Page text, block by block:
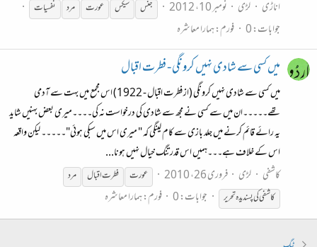
اناڑی
لڑی نومبر 10، 2012 جنس سیکس عورت مرد نفسیات
جوابات: 0 فورم:ہمارا معاشرہ
میں کسی سے شادی نہیں‌ کرونگی - فطرت اقبال
میں کسی سے شادی نہیں‌ کرونگی (از فطرت اقبال - 1922) اس مجمع میں بہت سے آدمی
تھے۔۔۔۔۔ان میں سے کسی نے مجھ سے شادی کی درخواست نہ کی۔۔۔۔میری بعض بہنیں شاید
یہ رائے قائم کرنے میں جلد بازی سے کام لینگی کہ " میری اس میں‌ سبکی ہوئی"۔۔۔۔۔ لیکن واقعہ
اس کے خلاف ہے۔۔۔ہمیں اس قدر تنگ خیال نہیں ہونا...
کاشفی
لڑی فروری 26، 2010 عورت فطرت اقبال
مرد
کاشفی کی پسندیدہ تحریر
جوابات: 0 فورم:ہمارا معاشرہ